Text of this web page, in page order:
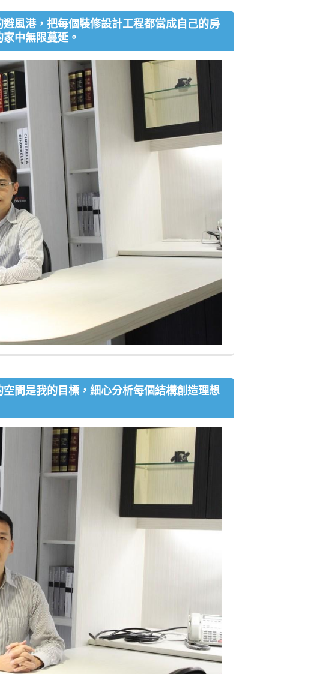
風港，把每個裝修設計工程都當成自己的房
中無限蔓延。
間是我的目標，細心分析每個結構創造理想